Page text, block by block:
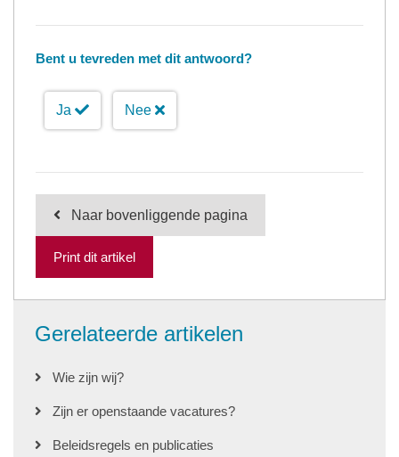
Bent u tevreden met dit antwoord?
Ja Nee
Naar bovenliggende pagina
Print dit artikel
Gerelateerde artikelen
Wie zijn wij?
Zijn er openstaande vacatures?
Beleidsregels en publicaties